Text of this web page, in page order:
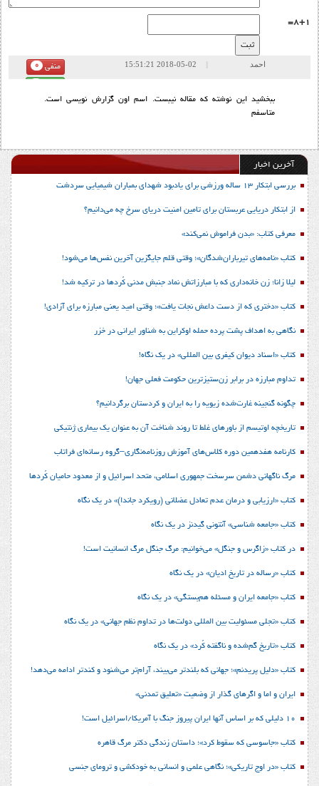
8+1=
احمد 2018-05-02 15:51:21 منفی 0
ببخشید این نوشته که مقاله نیبست. اسم اون گزارش نویسی است.
متاسفم
آخرین اخبار
بررسی ابتکار 13 ساله ورزشی برای یادبود شهدای بمباران شیمیایی سردشت
از ابتکار دریایی عربستان برای تامین امنیت دریای سرخ چه می‌دانیم؟
معرفی کتاب: «بدن فراموش نمی‌کند»
کتاب «نامه‌های تیرباران‌شدگان»؛ وقتی قلم جایگزین آخرین نفس‌ها می‌شود!
لیلا زانا؛ زن خانه‌داری که با مبارزاتش نماد جنبش مدنی کُردها در ترکیه شد!
کتاب «دختری که از دست داعش نجات یافت»؛ وقتی امید یعنی مبارزه برای آزادی!
نگاهی به اهداف پشت پرده حمله اوکراین به شناور ایرانی در خزر
کتاب «اسناد دیوان کیفری بین المللی» در یک نگاه!
تداوم مبارزه در برابر زن‌ستیزترین حکومت فعلی جهان!
چگونه گنجینه غارت‌شده زیویه را به ایران و کردستان برگردانیم؟
تاریخچه اوتیسم از باورهای غلط تا روند شناخت آن به عنوان یک بیماری ژنتیکی
کارنامه هفدهمین دوره کلاس‌های آموزش روزنامه‌نگاری–گروه رسانه‌ای فراتاب
مرگ ناگهانی دشمن سرسخت جمهوری اسلامی، متحد اسرائیل و از معدود حامیان کُردها
کتاب «ارزیابی و درمان عدم تعادل عضلانی (رویکرد جاندا)» در یک نگاه
کتاب «جامعه شناسی» آنتونی گیدنز در یک نگاه
در کتاب «زاگرس و جنگل» می‌خوانیم: مرگ جنگل مرگ انسانیت است!
کتاب «رساله در تاریخ ادیان» در یک نگاه
کتاب «جامعه ایران و مسئله هم‌بستگی» در یک نگاه
کتاب «تجلی مسئولیت بین المللی دولت‌ها در تداوم نظم جهانی» در یک نگاه
کتاب «تاریخ گم‌شده و ناگفته کُرد» در یک نگاه
کتاب «دلیل پریدنم»؛ جهانی که بلندتر می‌بیند، آرام‌تر می‌شنود و کندتر ادامه می‌دهد!
ایران و اما و اگرهای گذار از وضعیت «تعلیق تمدنی»
10 دلیلی که بر اساس آنها ایران پیروز جنگ با آمریکا/اسرائیل است!
کتاب «جاسوسی که سقوط کرد»؛ داستان زندگی دکتر مرگ قاهره
کتاب «در اوج تاریکی»؛ نگاهی علمی و انسانی به خودکشی و ترومای جنسی